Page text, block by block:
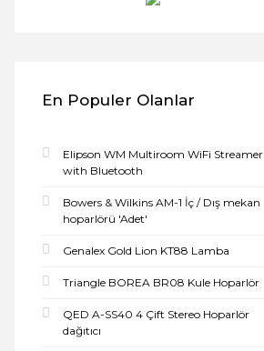
En Populer Olanlar
Elipson WM Multiroom WiFi Streamer
with Bluetooth
Bowers & Wilkins AM-1 İç / Dış mekan
hoparlörü 'Adet'
Genalex Gold Lion KT88 Lamba
Triangle BOREA BR08 Kule Hoparlör
QED A-SS40 4 Çift Stereo Hoparlör
dağıtıcı